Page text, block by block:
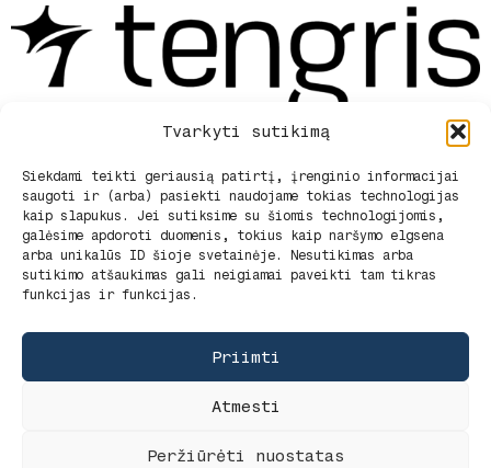
Tvarkyti sutikimą
Siekdami teikti geriausią patirtį, įrenginio informacijai
saugoti ir (arba) pasiekti naudojame tokias technologijas
kaip slapukus. Jei sutiksime su šiomis technologijomis,
galėsime apdoroti duomenis, tokius kaip naršymo elgsena
arba unikalūs ID šioje svetainėje. Nesutikimas arba
sutikimo atšaukimas gali neigiamai paveikti tam tikras
funkcijas ir funkcijas.
Priimti
Atmesti
Peržiūrėti nuostatas
Privatumo politika
Pirkimo sąlygos ir pristatymas
Pirkimo – pardavimo taisyklės
Apie mus
Kontaktai
G. Rūko Firma Tengris -